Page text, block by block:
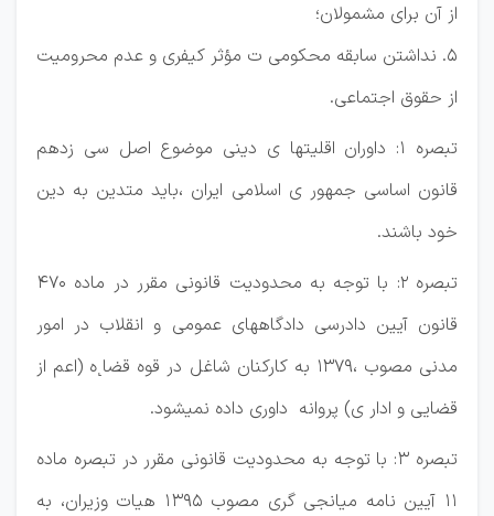
از آن برای مشمولان؛
5. نداشتن سابقه محکومی ت مؤثر کیفری و عدم محرومیت
از حقوق اجتماعی.
تبصره 1: داوران اقلیتها ی دینی موضوع اصل سی زدهم
قانون اساسی جمهور ی اسلامی ایران ،باید متدین به دین
خود باشند.
تبصره 2: با توجه به محدودیت قانونی مقرر در ماده ۴۷۰
قانون آیین دادرسی دادگاههای عمومی و انقلاب در امور
مدنی مصوب ،۱۳۷۹ به کارکنان شاغل در قوه قضا˻ه (اعم از
قضایی و ادار ی) پروانه داوری داده نمیشود.
تبصره 3: با توجه به محدودیت قانونی مقرر در تبصره ماده
11 آیین نامه میانجی گری مصوب 1395 هیات وزیران، به